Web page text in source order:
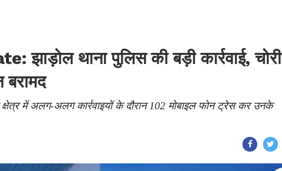
थाना पुलिस की बड़ी कार्रवाई, चोरी
में अलग-अलग कार्रवाइयों के दौरान 102 मोबाइल फोन ट्रेस कर उनके